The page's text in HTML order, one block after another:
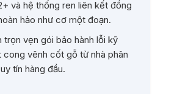
và hệ thống ren liên kết đồng
hảo như cơ một đoạn.
trọn vẹn gói bảo hành lỗi kỹ
cong vênh cốt gỗ từ nhà phân
tín hàng đầu.